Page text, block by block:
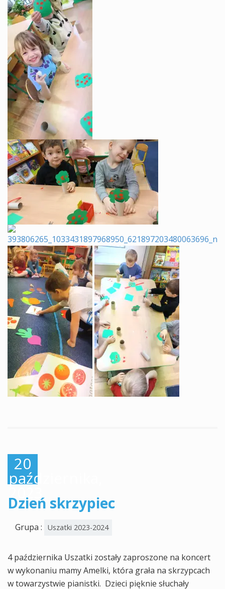
20
października,
2023
Dzień skrzypiec
Grupa : Uszatki 2023-2024
4 października Uszatki zostały zaproszone na koncert
w wykonaniu mamy Amelki, która grała na skrzypcach
w towarzystwie pianistki. Dzieci pięknie słuchały